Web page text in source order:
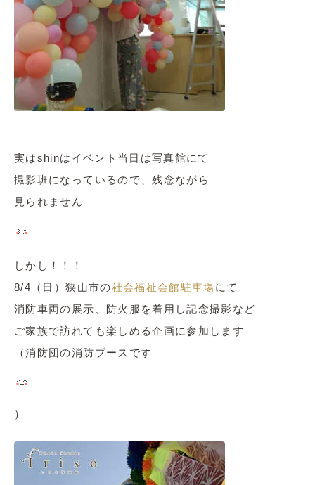
実はshinはイベント当日は写真館にて
撮影班になっているので、残念ながら
見られません
しかし！！！
8/4（日）狭山市の社会福祉会館駐車場にて
消防車両の展示、防火服を着用し記念撮影など
ご家族で訪れても楽しめる企画に参加します
（消防団の消防ブースです
）